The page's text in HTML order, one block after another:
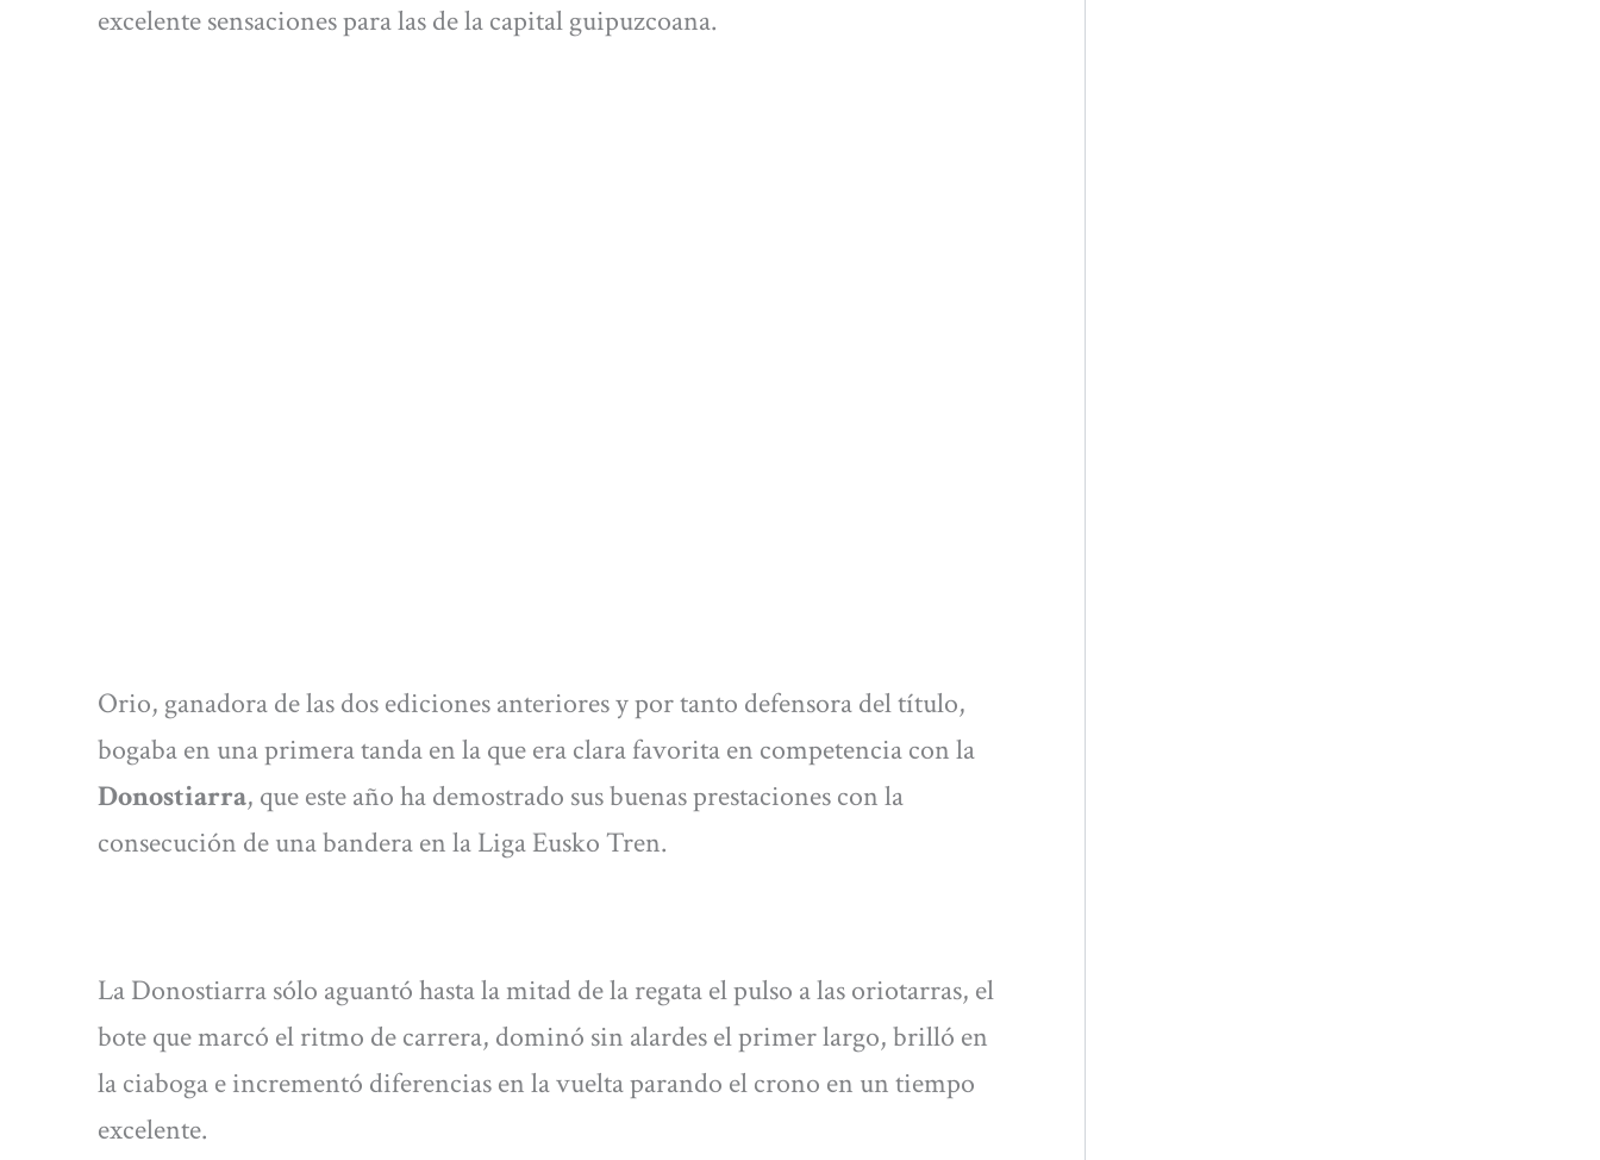
excelente sensaciones para las de la capital guipuzcoana.
Orio, ganadora de las dos ediciones anteriores y por tanto defensora del título,
bogaba en una primera tanda en la que era clara favorita en competencia con la
Donostiarra, que este año ha demostrado sus buenas prestaciones con la
consecución de una bandera en la Liga Eusko Tren.
La Donostiarra sólo aguantó hasta la mitad de la regata el pulso a las oriotarras, el
bote que marcó el ritmo de carrera, dominó sin alardes el primer largo, brilló en
la ciaboga e incrementó diferencias en la vuelta parando el crono en un tiempo
excelente.